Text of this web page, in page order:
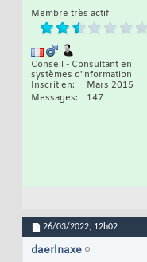
Membre très actif
Conseil - Consultant en
systèmes d'information
Inscrit en
Mars 2015
Messages
147
26/03/2022, 12h02
daerlnaxe